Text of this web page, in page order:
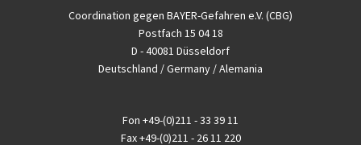
Coordination gegen BAYER-Gefahren e.V. (CBG)
Postfach 15 04 18
D - 40081 Düsseldorf
Deutschland / Germany / Alemania
Fon +49-(0)211 - 33 39 11
Fax+49-(0)211 - 26 11 220